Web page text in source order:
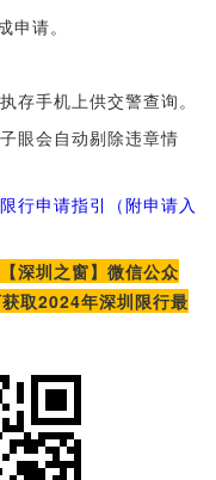
申请。
存手机上供交警查询。
眼会自动剔除违章情
行申请指引（附申请入
深圳之窗】微信公众
取2024年深圳限行最